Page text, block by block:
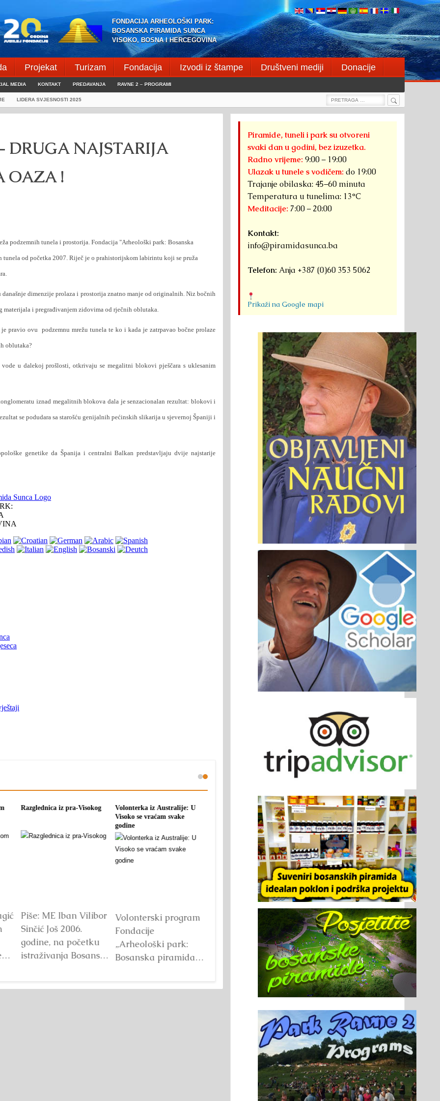
FONDACIJA ARHEOLOŠKI PARK:
BOSANSKA PIRAMIDA SUNCA
VISOKO, BOSNA I HERCEGOVINA
Projekat Turizam Fondacija Izvodi iz štampe Društveni mediji
Donacije
MEDIA KONTAKT PREDAVANJA RAVNE 2 – PROGRAMI
LIDERA SVJESNOSTI 2025
Search
Search
NAJSTARIJA
OAZA !
podzemnih tunela i prostorija. Fondacija "Arheološki park: Bosanska
od početka 2007. Riječ je o prahistorijskom labirintu koji se pruža
dimenzije prolaza i prostorija znatno manje od originalnih. Niz bočnih
i pregrađivanjem zidovima od rječnih oblutaka.
je pravio ovu podzemnu mrežu tunela te ko i kada je zatrpavao bočne prolaze
oblutaka?
u dalekoj prošlosti, otkrivaju se megalitni blokovi pješčara s uklesanim
iznad megalitnih blokova dala je senzacionalan rezultat: blokovi i
se podudara sa starošću genijalnih pećinskih slikarija u sjevernoj Španiji i
genetike da Španija i centralni Balkan predstavljaju dvije najstarije
Promocija knjige o
Pronalazač
bosanskih piramida
Dr. Semir Osmanagić
promovirao je svoju
Putevima Bogumila u
Visokom 2027.
Slavko, Asen, Samir i
Semir najavili
okupljanje u parku
‘Ravne 2’ prvi vikend
Piramide, tuneli i park su otvoreni
svaki dan u godini, bez izuzetka.
Radno vrijeme: 9:00 – 19:00
Ulazak u tunele s vodičem: do 19:00
Trajanje obilaska: 45–60 minuta
Temperatura u tunelima: 13°C
Meditacije: 7:00 – 20:00
Kontakt:
info@piramidasunca.ba
Telefon: Anja +387 (0)60 353 5062
Prikaži na Google mapi